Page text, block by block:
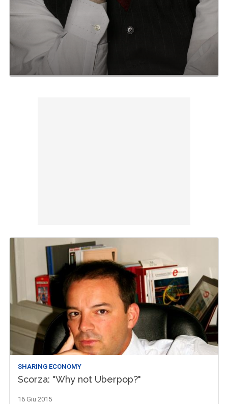
SHARING ECONOMY
Scorza: "Why not Uberpop?"
16 Giu 2015